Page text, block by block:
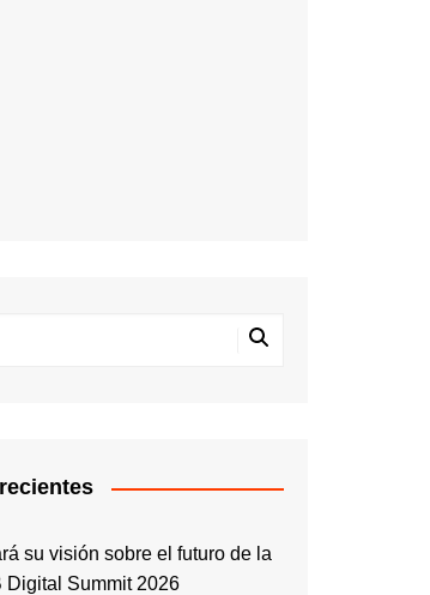
su visión sobre el futuro de la
Digital Summit 2026